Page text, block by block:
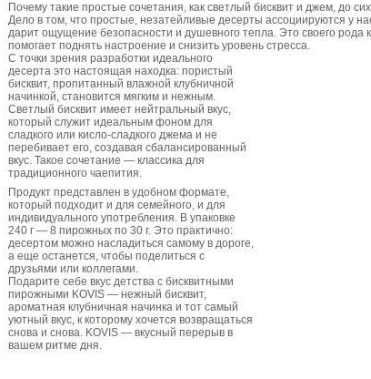
Почему такие простые сочетания, как светлый бисквит и джем, до
Дело в том, что простые, незатейливые десерты ассоциируются у
дарит ощущение безопасности и душевного тепла. Это своего рода
помогает поднять настроение и снизить уровень стресса.
С точки зрения разработки идеального
десерта это настоящая находка: пористый
бисквит, пропитанный влажной клубничной
начинкой, становится мягким и нежным.
Светлый бисквит имеет нейтральный вкус,
который служит идеальным фоном для
сладкого или кисло-сладкого джема и не
перебивает его, создавая сбалансированный
вкус. Такое сочетание — классика для
традиционного чаепития.
Продукт представлен в удобном формате,
который подходит и для семейного, и для
индивидуального употребления. В упаковке
240 г — 8 пирожных по 30 г. Это практично:
десертом можно насладиться самому в дороге,
а еще останется, чтобы поделиться с
друзьями или коллегами.
Подарите себе вкус детства с бисквитными
пирожными KOVIS — нежный бисквит,
ароматная клубничная начинка и тот самый
уютный вкус, к которому хочется возвращаться
снова и снова. KOVIS — вкусный перерыв в
вашем ритме дня.